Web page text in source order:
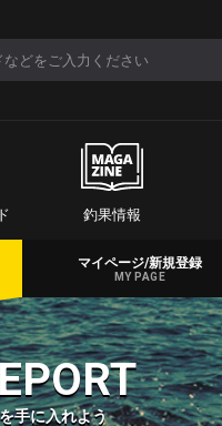
釣果情報
マイページ/新規登録
MY PAGE
手に入れよう